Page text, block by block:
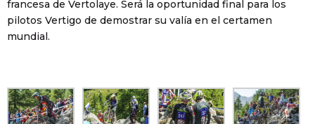
francesa de Vertolaye. Será la oportunidad final para los
pilotos Vertigo de demostrar su valía en el certamen
mundial.